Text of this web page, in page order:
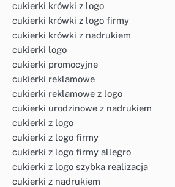
cukierki krówki z logo
cukierki krówki z logo firmy
cukierki krówki z nadrukiem
cukierki logo
cukierki promocyjne
cukierki reklamowe
cukierki reklamowe z logo
cukierki urodzinowe z nadrukiem
cukierki z logo
cukierki z logo firmy
cukierki z logo firmy allegro
cukierki z logo szybka realizacja
cukierki z nadrukiem